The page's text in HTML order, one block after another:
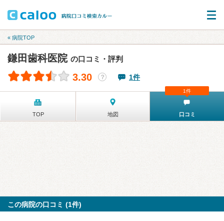
« 病院TOP
鎌田歯科医院 の口コミ・評判
3.30 ？ 1件
TOP 地図 口コミ
1件
この病院の口コミ (1件)